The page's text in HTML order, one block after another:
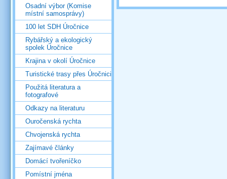
Osadní výbor (Komise
místní samosprávy)
100 let SDH Úročnice
Rybářský a ekologický
spolek Úročnice
Krajina v okolí Úročnice
Turistické trasy přes Úročnici
Použitá literatura a
fotografové
Odkazy na literaturu
Ouročenská rychta
Chvojenská rychta
Zajímavé články
Domácí tvořeníčko
Pomístní jména